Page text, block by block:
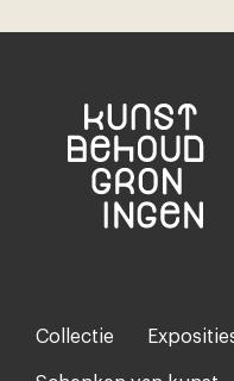
Footer-
menu
Collectie